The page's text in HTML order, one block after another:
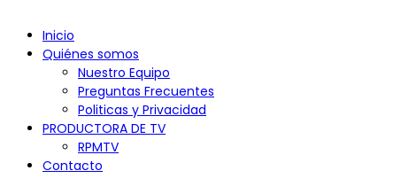
Inicio
Quiénes somos
Nuestro Equipo
Preguntas Frecuentes
Politicas y Privacidad
PRODUCTORA DE TV
RPMTV
Contacto